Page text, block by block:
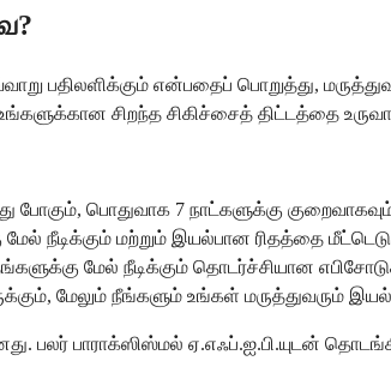
பதிலளிக்கும் என்பதைப் பொறுத்து,
சிறந்த சிகிச்சைத் திட்டத்தை
பொதுவாக 7 நாட்களுக்கு
மேல் நீடிக்கும் மற்றும் இயல்பான ரிதத்தை
மேல் நீடிக்கும் தொடர்ச்சியான
மேலும் நீங்களும் உங்கள் மருத்துவரும்
பலர் பாராக்ஸிஸ்மல் ஏ.எஃப்.ஐ.பி.யுடன்